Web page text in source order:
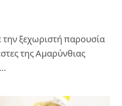
ξεχωριστή παρουσία
της Αμαρύνθιας